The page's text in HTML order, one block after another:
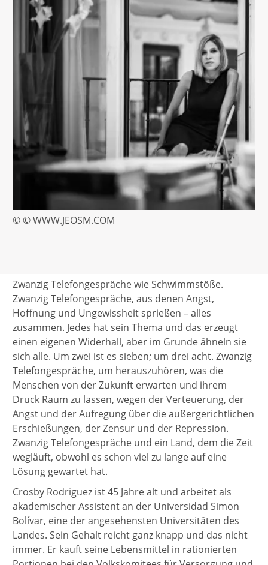
© © WWW.JEOSM.COM
Zwanzig Telefongespräche wie Schwimmstöße.
Zwanzig Telefongespräche, aus denen Angst,
Hoffnung und Ungewissheit sprießen – alles
zusammen. Jedes hat sein Thema und das erzeugt
einen eigenen Widerhall, aber im Grunde ähneln sie
sich alle. Um zwei ist es sieben; um drei acht. Zwanzig
Telefongespräche, um herauszuhören, was die
Menschen von der Zukunft erwarten und ihrem
Druck Raum zu lassen, wegen der Verteuerung, der
Angst und der Aufregung über die außergerichtlichen
Erschießungen, der Zensur und der Repression.
Zwanzig Telefongespräche und ein Land, dem die Zeit
wegläuft, obwohl es schon viel zu lange auf eine
Lösung gewartet hat.
Crosby Rodriguez ist 45 Jahre alt und arbeitet als
akademischer Assistent an der Universidad Simon
Bolívar, eine der angesehensten Universitäten des
Landes. Sein Gehalt reicht ganz knapp und das nicht
immer. Er kauft seine Lebensmittel in rationierten